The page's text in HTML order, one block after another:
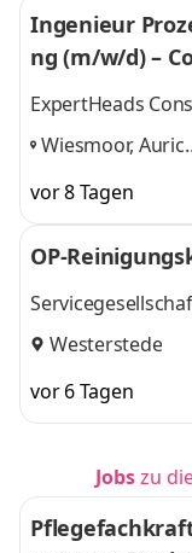
Ingenieur
ng (m/w/d) –
ExpertHeads
Wiesmoor,
Emden,
vor 8 Tagen
OP-
Westerstede
vor 6 Tagen
Jobszu